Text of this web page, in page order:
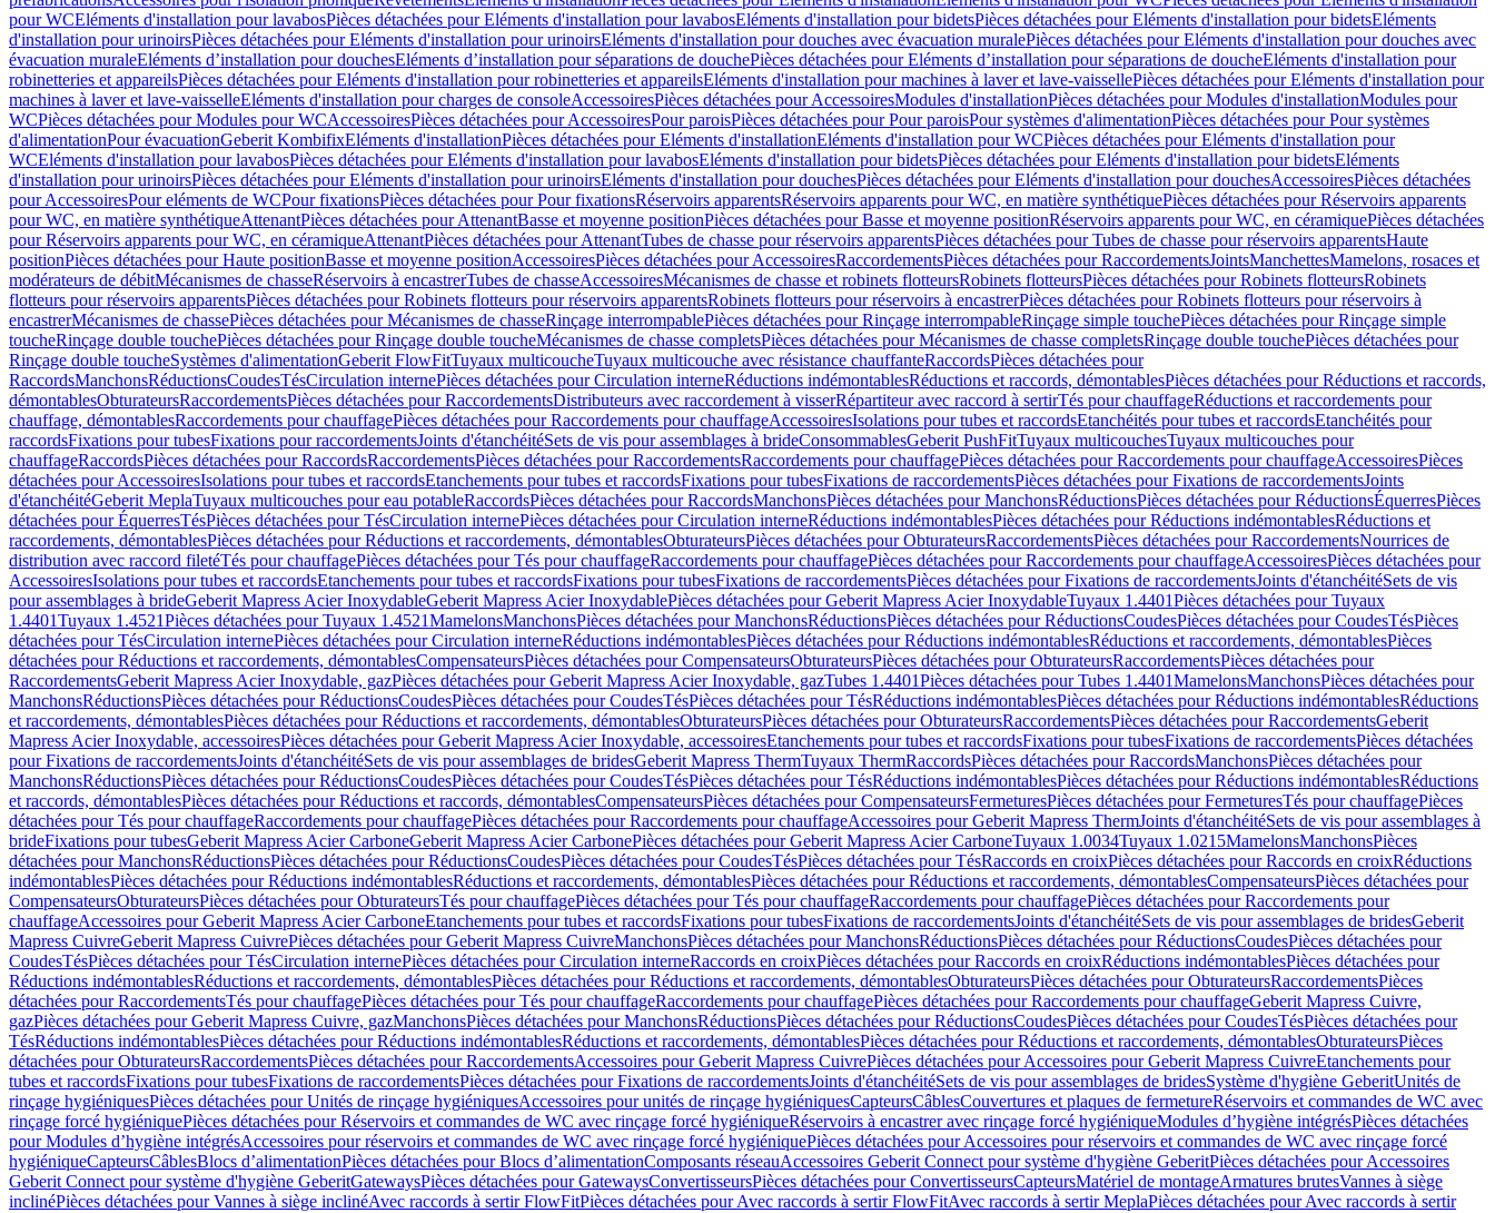
pour WCEléments d'installation pour lavabosPièces détachées pour Eléments d'installation pour lavabosEléments d'installation pour bidetsPièces détachées pour Eléments d'installation pour bidetsEléments
d'installation pour urinoirsPièces détachées pour Eléments d'installation pour urinoirsEléments d'installation pour douches avec évacuation muralePièces détachées pour Eléments d'installation pour douches avec
évacuation muraleEléments d’installation pour douchesEléments d’installation pour séparations de douchePièces détachées pour Eléments d’installation pour séparations de doucheEléments d'installation pour
robinetteries et appareilsPièces détachées pour Eléments d'installation pour robinetteries et appareilsEléments d'installation pour machines à laver et lave-vaissellePièces détachées pour Eléments d'installation pour
machines à laver et lave-vaisselleEléments d'installation pour charges de consoleAccessoiresPièces détachées pour AccessoiresModules d'installationPièces détachées pour Modules d'installationModules pour
WCPièces détachées pour Modules pour WCAccessoiresPièces détachées pour AccessoiresPour paroisPièces détachées pour Pour paroisPour systèmes d'alimentationPièces détachées pour Pour systèmes
d'alimentationPour évacuationGeberit KombifixEléments d'installationPièces détachées pour Eléments d'installationEléments d'installation pour WCPièces détachées pour Eléments d'installation pour
WCEléments d'installation pour lavabosPièces détachées pour Eléments d'installation pour lavabosEléments d'installation pour bidetsPièces détachées pour Eléments d'installation pour bidetsEléments
d'installation pour urinoirsPièces détachées pour Eléments d'installation pour urinoirsEléments d'installation pour douchesPièces détachées pour Eléments d'installation pour douchesAccessoiresPièces détachées
pour AccessoiresPour eléments de WCPour fixationsPièces détachées pour Pour fixationsRéservoirs apparentsRéservoirs apparents pour WC, en matière synthétiquePièces détachées pour Réservoirs apparents
pour WC, en matière synthétiqueAttenantPièces détachées pour AttenantBasse et moyenne positionPièces détachées pour Basse et moyenne positionRéservoirs apparents pour WC, en céramiquePièces détachées
pour Réservoirs apparents pour WC, en céramiqueAttenantPièces détachées pour AttenantTubes de chasse pour réservoirs apparentsPièces détachées pour Tubes de chasse pour réservoirs apparentsHaute
positionPièces détachées pour Haute positionBasse et moyenne positionAccessoiresPièces détachées pour AccessoiresRaccordementsPièces détachées pour RaccordementsJointsManchettesMamelons, rosaces et
modérateurs de débitMécanismes de chasseRéservoirs à encastrerTubes de chasseAccessoiresMécanismes de chasse et robinets flotteursRobinets flotteursPièces détachées pour Robinets flotteursRobinets
flotteurs pour réservoirs apparentsPièces détachées pour Robinets flotteurs pour réservoirs apparentsRobinets flotteurs pour réservoirs à encastrerPièces détachées pour Robinets flotteurs pour réservoirs à
encastrerMécanismes de chassePièces détachées pour Mécanismes de chasseRinçage interrompablePièces détachées pour Rinçage interrompableRinçage simple touchePièces détachées pour Rinçage simple
toucheRinçage double touchePièces détachées pour Rinçage double toucheMécanismes de chasse completsPièces détachées pour Mécanismes de chasse completsRinçage double touchePièces détachées pour
Rinçage double toucheSystèmes d'alimentationGeberit FlowFitTuyaux multicoucheTuyaux multicouche avec résistance chauffanteRaccordsPièces détachées pour
RaccordsManchonsRéductionsCoudesTésCirculation internePièces détachées pour Circulation interneRéductions indémontablesRéductions et raccords, démontablesPièces détachées pour Réductions et raccords,
démontablesObturateursRaccordementsPièces détachées pour RaccordementsDistributeurs avec raccordement à visserRépartiteur avec raccord à sertirTés pour chauffageRéductions et raccordements pour
chauffage, démontablesRaccordements pour chauffagePièces détachées pour Raccordements pour chauffageAccessoiresIsolations pour tubes et raccordsEtanchéités pour tubes et raccordsEtanchéités pour
raccordsFixations pour tubesFixations pour raccordementsJoints d'étanchéitéSets de vis pour assemblages à brideConsommablesGeberit PushFitTuyaux multicouchesTuyaux multicouches pour
chauffageRaccordsPièces détachées pour RaccordsRaccordementsPièces détachées pour RaccordementsRaccordements pour chauffagePièces détachées pour Raccordements pour chauffageAccessoiresPièces
détachées pour AccessoiresIsolations pour tubes et raccordsEtanchements pour tubes et raccordsFixations pour tubesFixations de raccordementsPièces détachées pour Fixations de raccordementsJoints
d'étanchéitéGeberit MeplaTuyaux multicouches pour eau potableRaccordsPièces détachées pour RaccordsManchonsPièces détachées pour ManchonsRéductionsPièces détachées pour RéductionsÉquerresPièces
détachées pour ÉquerresTésPièces détachées pour TésCirculation internePièces détachées pour Circulation interneRéductions indémontablesPièces détachées pour Réductions indémontablesRéductions et
raccordements, démontablesPièces détachées pour Réductions et raccordements, démontablesObturateursPièces détachées pour ObturateursRaccordementsPièces détachées pour RaccordementsNourrices de
distribution avec raccord filetéTés pour chauffagePièces détachées pour Tés pour chauffageRaccordements pour chauffagePièces détachées pour Raccordements pour chauffageAccessoiresPièces détachées pour
AccessoiresIsolations pour tubes et raccordsEtanchements pour tubes et raccordsFixations pour tubesFixations de raccordementsPièces détachées pour Fixations de raccordementsJoints d'étanchéitéSets de vis
pour assemblages à brideGeberit Mapress Acier InoxydableGeberit Mapress Acier InoxydablePièces détachées pour Geberit Mapress Acier InoxydableTuyaux 1.4401Pièces détachées pour Tuyaux
1.4401Tuyaux 1.4521Pièces détachées pour Tuyaux 1.4521MamelonsManchonsPièces détachées pour ManchonsRéductionsPièces détachées pour RéductionsCoudesPièces détachées pour CoudesTésPièces
détachées pour TésCirculation internePièces détachées pour Circulation interneRéductions indémontablesPièces détachées pour Réductions indémontablesRéductions et raccordements, démontablesPièces
détachées pour Réductions et raccordements, démontablesCompensateursPièces détachées pour CompensateursObturateursPièces détachées pour ObturateursRaccordementsPièces détachées pour
RaccordementsGeberit Mapress Acier Inoxydable, gazPièces détachées pour Geberit Mapress Acier Inoxydable, gazTubes 1.4401Pièces détachées pour Tubes 1.4401MamelonsManchonsPièces détachées pour
ManchonsRéductionsPièces détachées pour RéductionsCoudesPièces détachées pour CoudesTésPièces détachées pour TésRéductions indémontablesPièces détachées pour Réductions indémontablesRéductions
et raccordements, démontablesPièces détachées pour Réductions et raccordements, démontablesObturateursPièces détachées pour ObturateursRaccordementsPièces détachées pour RaccordementsGeberit
Mapress Acier Inoxydable, accessoiresPièces détachées pour Geberit Mapress Acier Inoxydable, accessoiresEtanchements pour tubes et raccordsFixations pour tubesFixations de raccordementsPièces détachées
pour Fixations de raccordementsJoints d'étanchéitéSets de vis pour assemblages de bridesGeberit Mapress ThermTuyaux ThermRaccordsPièces détachées pour RaccordsManchonsPièces détachées pour
ManchonsRéductionsPièces détachées pour RéductionsCoudesPièces détachées pour CoudesTésPièces détachées pour TésRéductions indémontablesPièces détachées pour Réductions indémontablesRéductions
et raccords, démontablesPièces détachées pour Réductions et raccords, démontablesCompensateursPièces détachées pour CompensateursFermeturesPièces détachées pour FermeturesTés pour chauffagePièces
détachées pour Tés pour chauffageRaccordements pour chauffagePièces détachées pour Raccordements pour chauffageAccessoires pour Geberit Mapress ThermJoints d'étanchéitéSets de vis pour assemblages à
brideFixations pour tubesGeberit Mapress Acier CarboneGeberit Mapress Acier CarbonePièces détachées pour Geberit Mapress Acier CarboneTuyaux 1.0034Tuyaux 1.0215MamelonsManchonsPièces
détachées pour ManchonsRéductionsPièces détachées pour RéductionsCoudesPièces détachées pour CoudesTésPièces détachées pour TésRaccords en croixPièces détachées pour Raccords en croixRéductions
indémontablesPièces détachées pour Réductions indémontablesRéductions et raccordements, démontablesPièces détachées pour Réductions et raccordements, démontablesCompensateursPièces détachées pour
CompensateursObturateursPièces détachées pour ObturateursTés pour chauffagePièces détachées pour Tés pour chauffageRaccordements pour chauffagePièces détachées pour Raccordements pour
chauffageAccessoires pour Geberit Mapress Acier CarboneEtanchements pour tubes et raccordsFixations pour tubesFixations de raccordementsJoints d'étanchéitéSets de vis pour assemblages de bridesGeberit
Mapress CuivreGeberit Mapress CuivrePièces détachées pour Geberit Mapress CuivreManchonsPièces détachées pour ManchonsRéductionsPièces détachées pour RéductionsCoudesPièces détachées pour
CoudesTésPièces détachées pour TésCirculation internePièces détachées pour Circulation interneRaccords en croixPièces détachées pour Raccords en croixRéductions indémontablesPièces détachées pour
Réductions indémontablesRéductions et raccordements, démontablesPièces détachées pour Réductions et raccordements, démontablesObturateursPièces détachées pour ObturateursRaccordementsPièces
détachées pour RaccordementsTés pour chauffagePièces détachées pour Tés pour chauffageRaccordements pour chauffagePièces détachées pour Raccordements pour chauffageGeberit Mapress Cuivre,
gazPièces détachées pour Geberit Mapress Cuivre, gazManchonsPièces détachées pour ManchonsRéductionsPièces détachées pour RéductionsCoudesPièces détachées pour CoudesTésPièces détachées pour
TésRéductions indémontablesPièces détachées pour Réductions indémontablesRéductions et raccordements, démontablesPièces détachées pour Réductions et raccordements, démontablesObturateursPièces
détachées pour ObturateursRaccordementsPièces détachées pour RaccordementsAccessoires pour Geberit Mapress CuivrePièces détachées pour Accessoires pour Geberit Mapress CuivreEtanchements pour
tubes et raccordsFixations pour tubesFixations de raccordementsPièces détachées pour Fixations de raccordementsJoints d'étanchéitéSets de vis pour assemblages de bridesSystème d'hygiène GeberitUnités de
rinçage hygiéniquesPièces détachées pour Unités de rinçage hygiéniquesAccessoires pour unités de rinçage hygiéniquesCapteursCâblesCouvertures et plaques de fermetureRéservoirs et commandes de WC avec
rinçage forcé hygiéniquePièces détachées pour Réservoirs et commandes de WC avec rinçage forcé hygiéniqueRéservoirs à encastrer avec rinçage forcé hygiéniqueModules d’hygiène intégrésPièces détachées
pour Modules d’hygiène intégrésAccessoires pour réservoirs et commandes de WC avec rinçage forcé hygiéniquePièces détachées pour Accessoires pour réservoirs et commandes de WC avec rinçage forcé
hygiéniqueCapteursCâblesBlocs d’alimentationPièces détachées pour Blocs d’alimentationComposants réseauAccessoires Geberit Connect pour système d'hygiène GeberitPièces détachées pour Accessoires
Geberit Connect pour système d'hygiène GeberitGatewaysPièces détachées pour GatewaysConvertisseursPièces détachées pour ConvertisseursCapteursMatériel de montageArmatures brutesVannes à siège
inclinéPièces détachées pour Vannes à siège inclinéAvec raccords à sertir FlowFitPièces détachées pour Avec raccords à sertir FlowFitAvec raccords à sertir MeplaPièces détachées pour Avec raccords à sertir